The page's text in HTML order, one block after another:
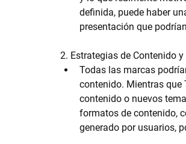
definida, puede haber
presentación que
2. Estrategias de Contenido
Todas las marcas
contenido. Mientras que
contenido o nuevos
formatos de contenido,
generado por usuarios,